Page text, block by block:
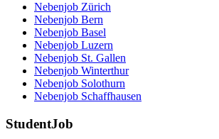
Nebenjob Zürich
Nebenjob Bern
Nebenjob Basel
Nebenjob Luzern
Nebenjob St. Gallen
Nebenjob Winterthur
Nebenjob Solothurn
Nebenjob Schaffhausen
StudentJob